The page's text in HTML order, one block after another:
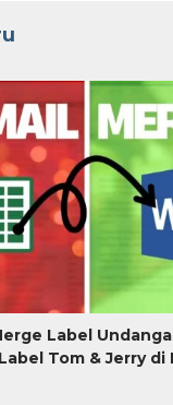
Label
Tom & Jerry